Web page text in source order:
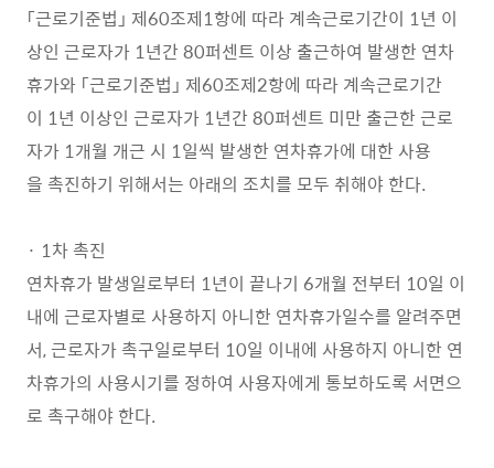
「근로기준법」 제60조제1항에 따라 계속근로기간이 1년 이
상인 근로자가 1년간 80퍼센트 이상 출근하여 발생한 연차
휴가와 「근로기준법」 제60조제2항에 따라 계속근로기간
이 1년 이상인 근로자가 1년간 80퍼센트 미만 출근한 근로
자가 1개월 개근 시 1일씩 발생한 연차휴가에 대한 사용
을 촉진하기 위해서는 아래의 조치를 모두 취해야 한다.
· 1차 촉진
연차휴가 발생일로부터 1년이 끝나기 6개월 전부터 10일 이
내에 근로자별로 사용하지 아니한 연차휴가일수를 알려주면
서, 근로자가 촉구일로부터 10일 이내에 사용하지 아니한 연
차휴가의 사용시기를 정하여 사용자에게 통보하도록 서면으
로 촉구해야 한다.